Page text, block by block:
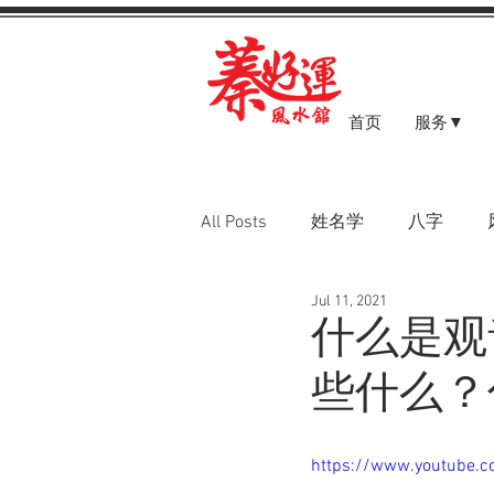
首页 服务▼
All Posts 姓名学 八字
八字案例
什么是
些什么
Jul 11, 2021
https://